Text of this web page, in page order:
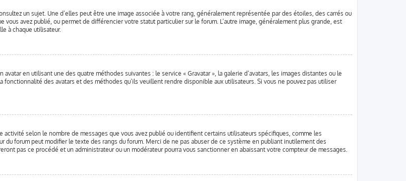
un sujet. Une d’elles peut être une image associée à votre rang, généralement représentée par des étoiles, des carrés ou
avez publié, ou permet de différencier votre statut particulier sur le forum. L’autre image, généralement plus grande, est
à chaque utilisateur.
en utilisant une des quatre méthodes suivantes : le service « Gravatar », la galerie d’avatars, les images distantes ou le
des avatars et des méthodes qu’ils veuillent rendre disponible aux utilisateurs. Si vous ne pouvez pas utiliser
selon le nombre de messages que vous avez publié ou identifient certains utilisateurs spécifiques, comme les
du forum peut modifier le texte des rangs du forum. Merci de ne pas abuser de ce système en publiant inutilement des
pas ce procédé et un administrateur ou un modérateur pourra vous sanctionner en abaissant votre compteur de messages.